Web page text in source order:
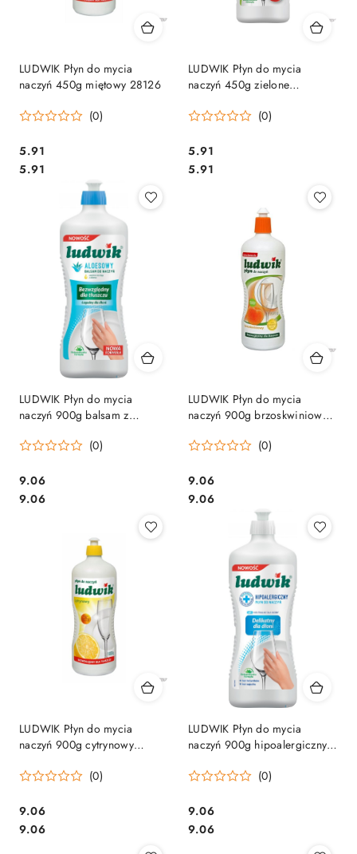
LUDWIK Płyn do mycia
naczyń 450g miętowy 28126
(0)
Cena:
5.91
Cena:
5.91
LUDWIK Płyn do mycia
naczyń 450g zielone
(0)
Cena:
5.91
Cena:
5.91
LUDWIK Płyn do mycia
naczyń 900g balsam z
(0)
Cena:
9.06
Cena:
9.06
LUDWIK Płyn do mycia
naczyń 900g brzoskwiniowy z
(0)
Cena:
9.06
Cena:
9.06
LUDWIK Płyn do mycia
naczyń 900g cytrynowy
(0)
Cena:
9.06
Cena:
9.06
LUDWIK Płyn do mycia
naczyń 900g hipoalergiczny
(0)
Cena:
9.06
Cena:
9.06